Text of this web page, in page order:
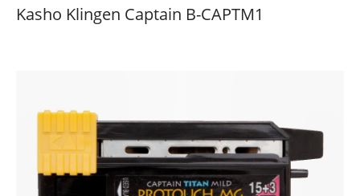
Kasho Klingen Captain B-CAPTM1